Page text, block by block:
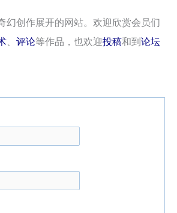
幻创作展开的网站。欢迎欣赏会员们
、 评论等作品，也欢迎投稿和到论坛